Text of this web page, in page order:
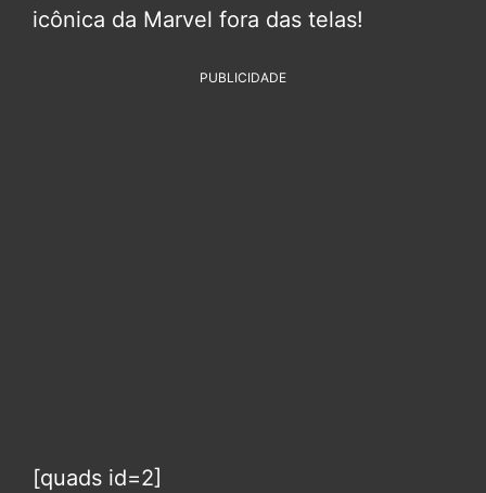
icônica da Marvel fora das telas!
PUBLICIDADE
[quads id=2]